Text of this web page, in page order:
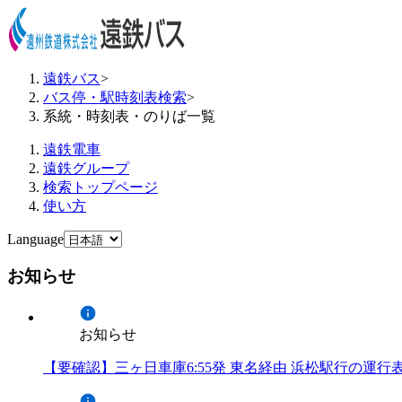
遠鉄バス>
バス停・駅時刻表検索>
系統・時刻表・のりば一覧
遠鉄電車
遠鉄グループ
検索トップページ
使い方
Language
お知らせ
お知らせ
【要確認】三ヶ日車庫6:55発 東名経由 浜松駅行の運行